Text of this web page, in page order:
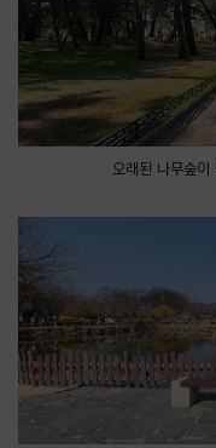
오래된 나무숲이